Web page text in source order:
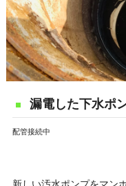
漏電した下水ポ
配管接続中